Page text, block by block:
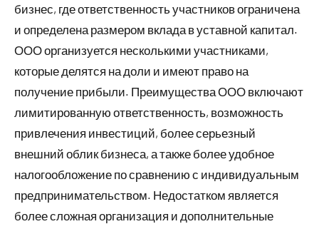
бизнес, где ответственность участников ограничена
и определена размером вклада в уставной капитал.
ООО организуется несколькими участниками,
которые делятся на доли и имеют право на
получение прибыли. Преимущества ООО включают
лимитированную ответственность, возможность
привлечения инвестиций, более серьезный
внешний облик бизнеса, а также более удобное
налогообложение по сравнению с индивидуальным
предпринимательством. Недостатком является
более сложная организация и дополнительные